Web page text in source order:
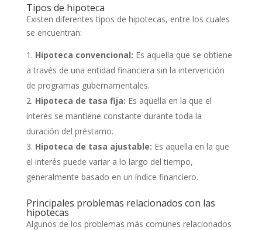
Tipos de hipoteca
Existen diferentes tipos de hipotecas, entre los cuales
se encuentran:
Hipoteca convencional: Es aquella que se obtiene
a través de una entidad financiera sin la intervención
de programas gubernamentales.
Hipoteca de tasa fija: Es aquella en la que el
interés se mantiene constante durante toda la
duración del préstamo.
Hipoteca de tasa ajustable: Es aquella en la que
el interés puede variar a lo largo del tiempo,
generalmente basado en un índice financiero.
Principales problemas relacionados con las
hipotecas
Algunos de los problemas más comunes relacionados